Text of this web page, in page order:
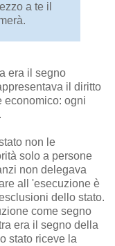
a te il
era il segno
il diritto
economico: ogni
non le
solo a persone
non delegava
all 'esecuzione è
dello stato.
come segno
era il segno della
stato riceve la